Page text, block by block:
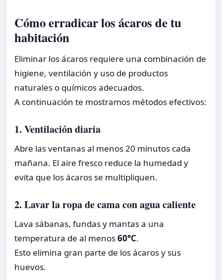
Cómo erradicar los ácaros de tu
habitación
Eliminar los ácaros requiere una combinación de
higiene, ventilación y uso de productos
naturales o químicos adecuados.
A continuación te mostramos métodos efectivos:
1. Ventilación diaria
Abre las ventanas al menos 20 minutos cada
mañana. El aire fresco reduce la humedad y
evita que los ácaros se multipliquen.
2. Lavar la ropa de cama con agua caliente
Lava sábanas, fundas y mantas a una
temperatura de al menos60°C.
Esto elimina gran parte de los ácaros y sus
huevos.